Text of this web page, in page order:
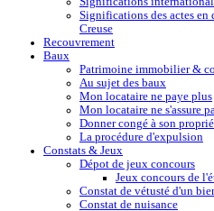
Significations des actes en
Creuse
Recouvrement
Baux
Patrimoine immobilier &
Au sujet des baux
Mon locataire ne paye plus
Mon locataire ne s'assure
Donner congé à son
La procédure d'expulsion
Constats & Jeux
Dépot de jeux concours
Jeux concours de
Constat de vétusté d'un
Constat de nuisance